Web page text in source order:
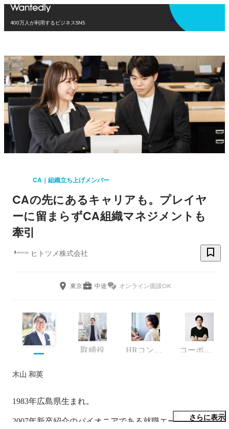
400万人が利用するビジネスSNS
アプリを使う
CA｜組織立ち上げメンバー
CAの先にあるキャリアも。プレイヤ
ーに留まらずCA組織マネジメントも
牽引
ヒトツメ株式会社
東京 中途 オンライン面談OK
取締役 HRコンサルタント コーポレート・スタッフ
木山 和英
1983年広島県生まれ。
2007年新卒紹介のパイオニアである就職エージェントに新
さらに表示